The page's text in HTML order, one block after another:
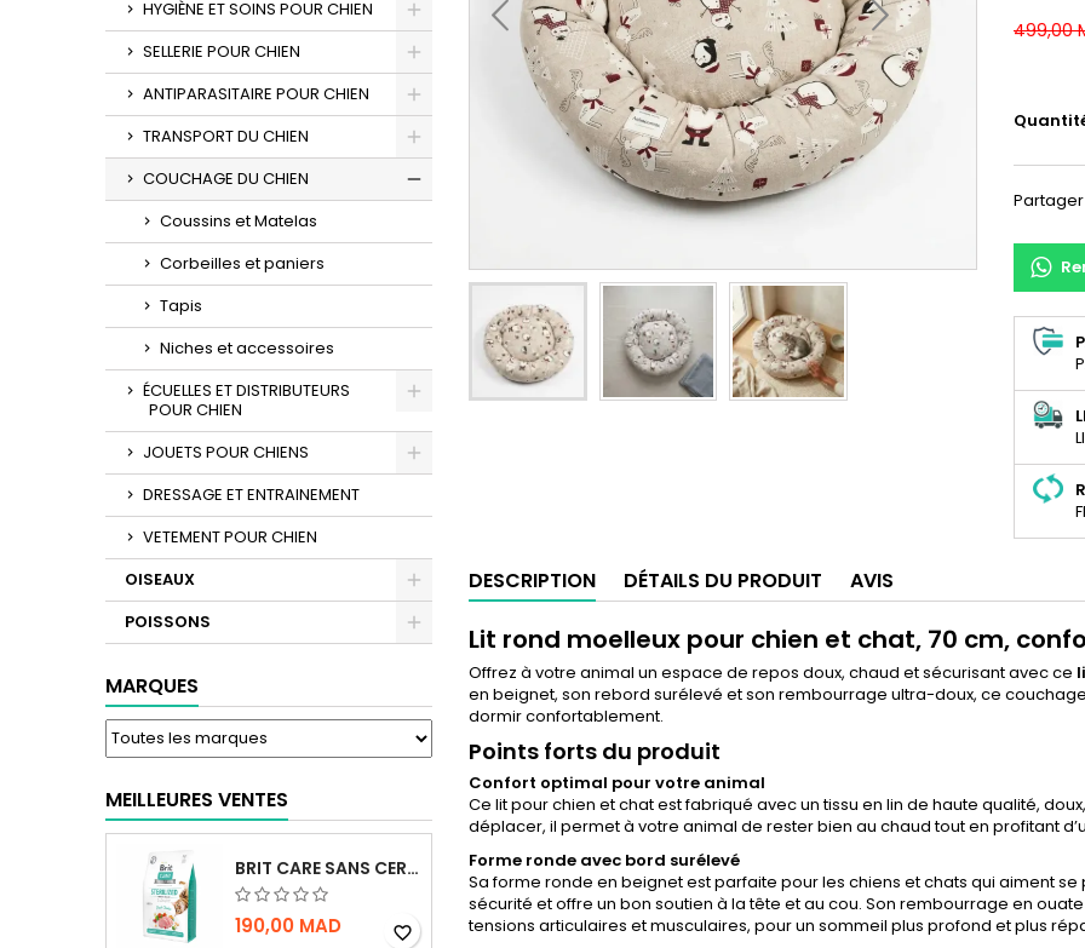
HYGIÈNE ET SOINS POUR CHIEN
SELLERIE POUR CHIEN
ANTIPARASITAIRE POUR CHIEN
TRANSPORT DU CHIEN
COUCHAGE DU CHIEN
Coussins et Matelas
Corbeilles et paniers
Tapis
Niches et accessoires
ÉCUELLES ET DISTRIBUTEURS
POUR CHIEN
JOUETS POUR CHIENS
DRESSAGE ET ENTRAINEMENT
VETEMENT POUR CHIEN
OISEAUX
POISSONS
MARQUES
MEILLEURES VENTES
BRIT CARE SANS CEREALES STERILIZED URINARY HEALTH - CHAT
190,00 MAD favorite_border
499,00
Partager
DESCRIPTION DÉTAILS DU PRODUIT AVIS
Lit rond moelleux pour chien et chat, 70 cm,
Offrez à votre animal un espace de repos doux, chaud et sécurisant avec ce
en beignet, son rebord surélevé et son rembourrage ultra-doux, ce
dormir confortablement.
Points forts du produit
Confort optimal pour votre animal
Ce lit pour chien et chat est fabriqué avec un tissu en lin de haute qualité,
déplacer, il permet à votre animal de rester bien au chaud tout en profitant
Forme ronde avec bord surélevé
Sa forme ronde en beignet est parfaite pour les chiens et chats qui aiment
sécurité et offre un bon soutien à la tête et au cou. Son rembourrage en
tensions articulaires et musculaires, pour un sommeil plus profond et plus